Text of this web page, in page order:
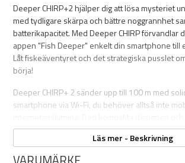
Deeper CHIRP+2 hjälper dig att lösa mysteriet
med tydligare skärpa och bättre noggrannhet
batterikapacitet. Med Deeper CHIRP förvandlar
appen "Fish Deeper" enkelt din smartphone till
Låt fiskeäventyret och det strategiska pusslet
börja!
Deeper CHIRP+ 2 sänder upp till 100 m med
smartphone via Wi-Fi, du behöver alltså inte
gör det enkelt att förvara din Deeper i
Läs mer - Beskrivning